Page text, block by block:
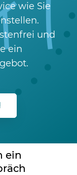
wie Sie
und
ein
ein